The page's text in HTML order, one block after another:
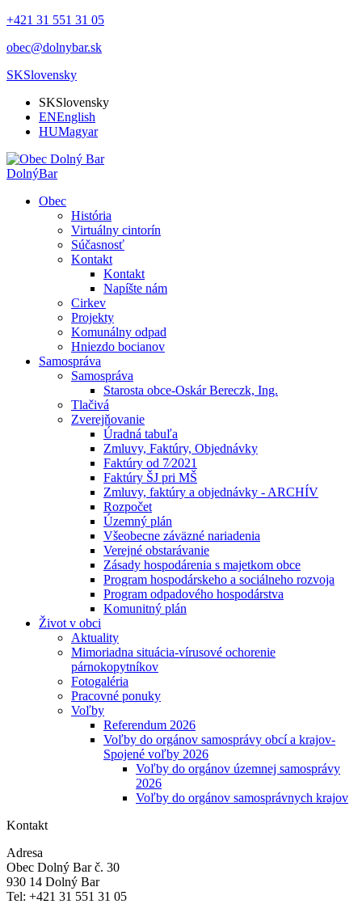
+421 31 551 31 05
obec@dolnybar.sk
SKSlovensky
SKSlovensky
ENEnglish
HUMagyar
DolnýBar
Obec
História
Virtuálny cintorín
Súčasnosť
Kontakt
Kontakt
Napíšte nám
Cirkev
Projekty
Komunálny odpad
Hniezdo bocianov
Samospráva
Samospráva
Starosta obce-Oskár Bereczk, Ing.
Tlačivá
Zverejňovanie
Úradná tabuľa
Zmluvy, Faktúry, Objednávky
Faktúry od 7⁄2021
Faktúry ŠJ pri MŠ
Zmluvy, faktúry a objednávky - ARCHÍV
Rozpočet
Územný plán
Všeobecne záväzné nariadenia
Verejné obstarávanie
Zásady hospodárenia s majetkom obce
Program hospodárskeho a sociálneho rozvoja
Program odpadového hospodárstva
Komunitný plán
Život v obci
Aktuality
Mimoriadna situácia-vírusové ochorenie
párnokopytníkov
Fotogaléria
Pracovné ponuky
Voľby
Referendum 2026
Voľby do orgánov samosprávy obcí a krajov-
Spojené voľby 2026
Voľby do orgánov územnej samosprávy
2026
Voľby do orgánov samosprávnych krajov
Kontakt
Adresa
Obec Dolný Bar č. 30
930 14 Dolný Bar
Tel: +421 31 551 31 05